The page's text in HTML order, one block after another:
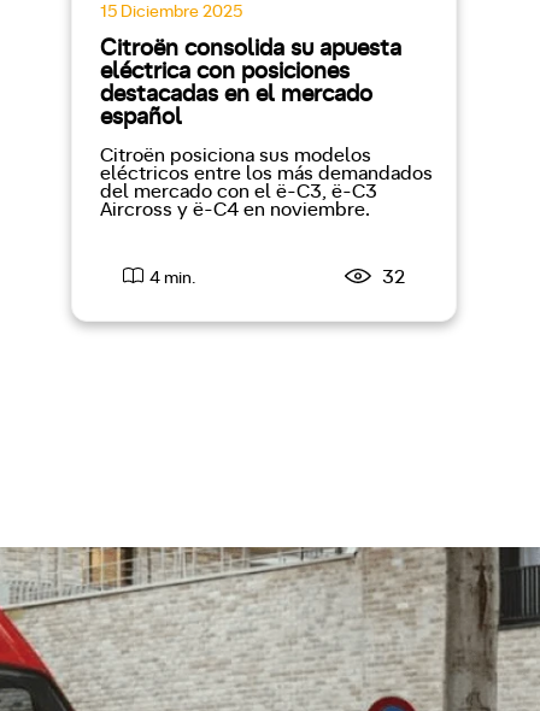
15 Diciembre 2025
Citroën consolida su apuesta
eléctrica con posiciones
destacadas en el mercado
español
Citroën posiciona sus modelos
eléctricos entre los más demandados
del mercado con el ë-C3, ë-C3
Aircross y ë-C4 en noviembre.
4 min. 32